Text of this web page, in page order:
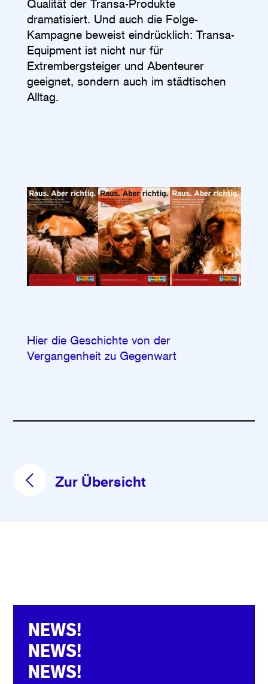
Qualität der Transa-Produkte
dramatisiert. Und auch die Folge-
Kampagne beweist eindrücklich: Transa-
Equipment ist nicht nur für
Extrembergsteiger und Abenteurer
geeignet, sondern auch im städtischen
Alltag.
Hier die Geschichte von der
Vergangenheit zu Gegenwart
Zur Übersicht
NEWS!
NEWS!
NEWS!